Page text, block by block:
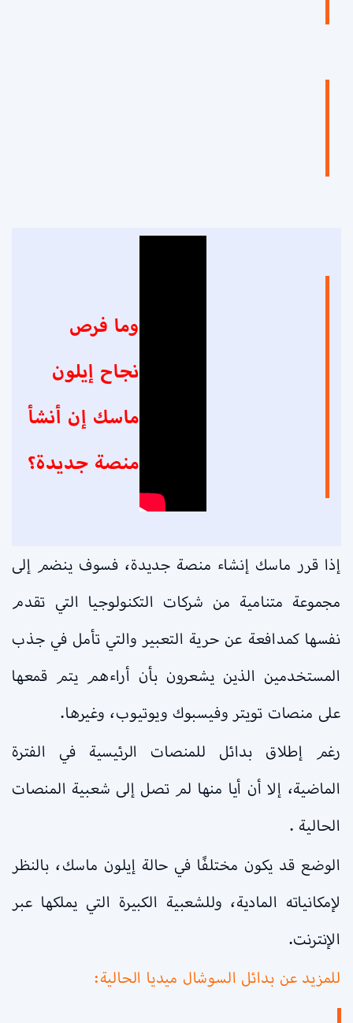
وما فرص
نجاح إيلون
ماسك إن أنشأ
منصة جديدة؟
إذا قرر ماسك إنشاء منصة جديدة، فسوف ينضم إلى
مجموعة متنامية من شركات التكنولوجيا التي تقدم
نفسها كمدافعة عن حرية التعبير والتي تأمل في جذب
المستخدمين الذين يشعرون بأن أراءهم يتم قمعها
على منصات تويتر وفيسبوك ويوتيوب، وغيرها.
رغم إطلاق بدائل للمنصات الرئيسية في الفترة
الماضية، إلا أن أيا منها لم تصل إلى شعبية المنصات
الحالية .
الوضع قد يكون مختلفًا في حالة إيلون ماسك، بالنظر
لإمكانياته المادية، وللشعبية الكبيرة التي يملكها عبر
الإنترنت.
للمزيد عن بدائل السوشال ميديا الحالية: